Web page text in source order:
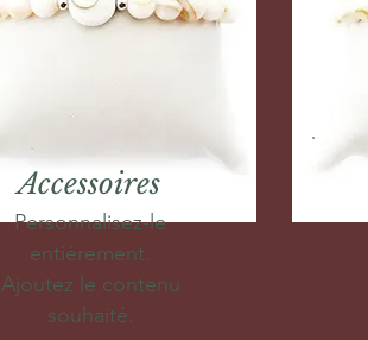
Accessoires
Personnalisez-le
entièrement.
Ajoutez le contenu
souhaité.